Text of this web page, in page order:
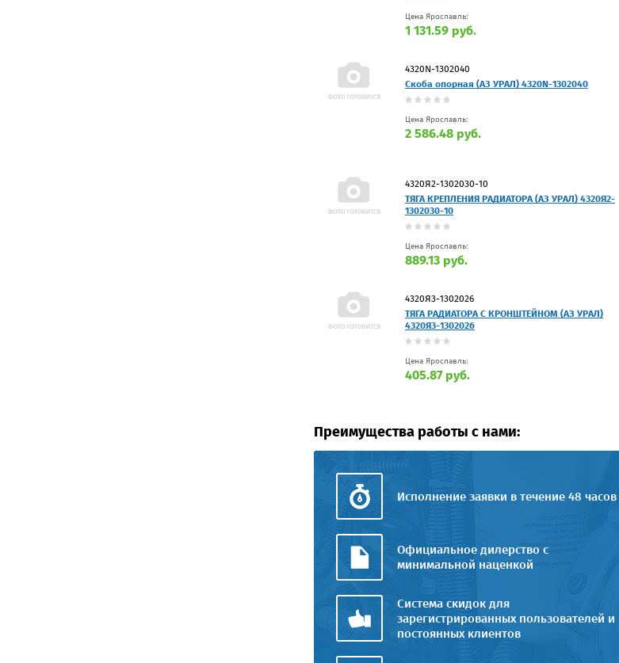
Цена Ярославль:
1 131.59 руб.
4320N-1302040
Скоба опорная (АЗ УРАЛ) 4320N-1302040
Цена Ярославль:
2 586.48 руб.
4320Я2-1302030-10
ТЯГА КРЕПЛЕНИЯ РАДИАТОРА (АЗ УРАЛ) 4320Я2-
1302030-10
Цена Ярославль:
889.13 руб.
4320Я3-1302026
ТЯГА РАДИАТОРА С КРОНШТЕЙНОМ (АЗ УРАЛ)
4320Я3-1302026
Цена Ярославль:
405.87 руб.
Преимущества работы с нами:
Исполнение заявки в течение 48 часов
Официальное дилерство с
минимальной наценкой
Система скидок для
зарегистрированных пользователей и
постоянных клиентов